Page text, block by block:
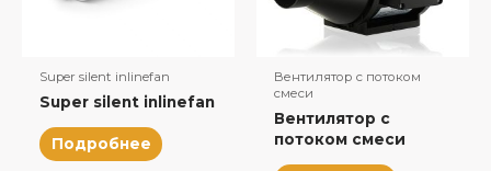
Super silent inlinefan
Super silent inlinefan
Подробнее
Вентилятор с потоком
смеси
Вентилятор с
потоком смеси